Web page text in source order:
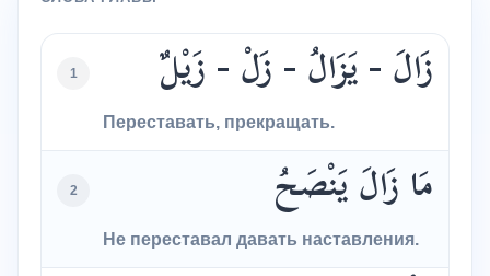
1 زَالَ - يَزَالُ - زَلْ - زَيْلٌ
Переставать, прекращать.
2 مَا زَالَ يَنْصَحُ
Не переставал давать наставления.